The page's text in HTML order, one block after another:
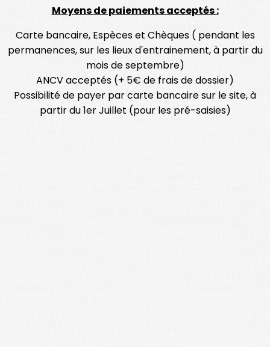
Moyens de paiements acceptés :
Carte bancaire, Espèces et Chèques ( pendant les
permanences, sur les lieux d'entrainement, à partir du
mois de septembre)
ANCV acceptés (+ 5€ de frais de dossier)
Possibilité de payer par carte bancaire sur le site, à
partir du 1er Juillet (pour les pré-saisies)